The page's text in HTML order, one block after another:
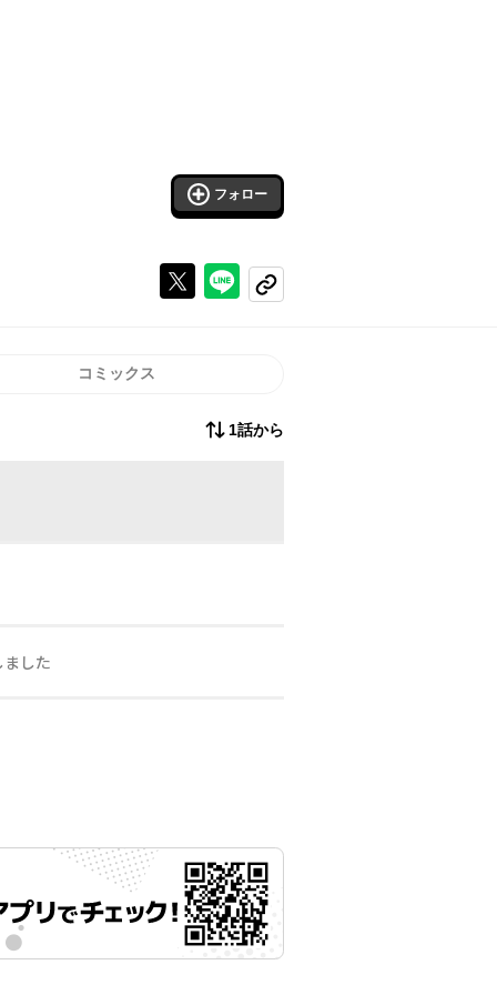
フォロー
Xで投稿するラインでシェアする
コピーする
コミックス
1話から
した
日 11時00分